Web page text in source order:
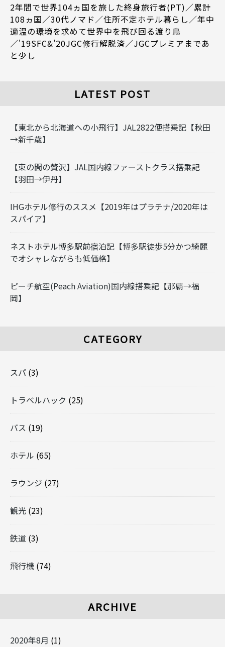
2年間で世界104ヵ国を旅した終身旅行者(PT)／累計
108ヵ国／30代ノマド／住所不定ホテル暮らし／年中
適温の環境を求めて世界中を飛び回る渡り鳥
／'19SFC&'20JGC修行解脱済／JGCプレミアまであ
と少し
LATEST POST
【東北から北海道への小飛行】JAL2822便搭乗記【秋田
→新千歳】
【束の間の贅沢】JAL国内線ファーストクラス搭乗記
【羽田→伊丹】
IHGホテル修行のススメ【2019年はプラチナ/2020年は
スパイア】
ネストホテル博多駅前宿泊記【博多駅徒歩5分かつ綺麗
でオシャレながらも低価格】
ピーチ航空(Peach Aviation)国内線搭乗記【那覇→福
岡】
CATEGORY
スパ (3)
トラベルハック (25)
バス (19)
ホテル (65)
ラウンジ (27)
観光 (23)
鉄道 (3)
飛行機 (74)
ARCHIVE
2020年8月 (1)